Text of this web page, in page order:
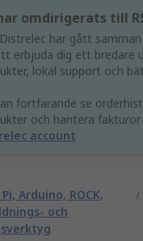
omdirigerats till
har gått samman
erbjuda dig ett bredare
lokal support och
fortfarande se
och hantera
account
Arduino, ROCK,
och
/